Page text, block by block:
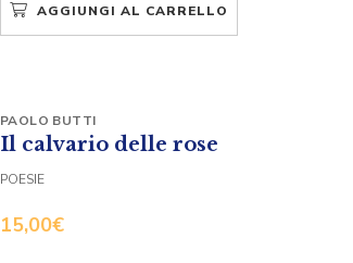
AGGIUNGI AL CARRELLO
Il calvario delle rose
15,00€
PAOLO BUTTI
POESIE